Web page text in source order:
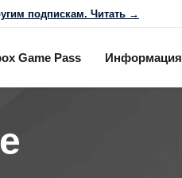
подпискам. Читать →
Game Pass Информация